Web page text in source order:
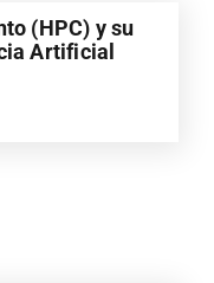
(HPC) y su
Artificial